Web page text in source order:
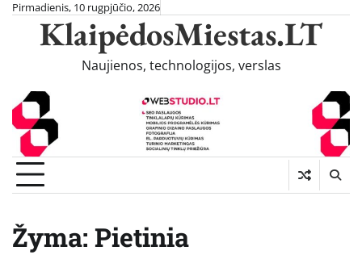
Skip
content
Pirmadienis, 10 rugpjūčio, 2026
KlaipėdosMiestas.LT
Naujienos, technologijos, verslas
Žyma: Pietinia